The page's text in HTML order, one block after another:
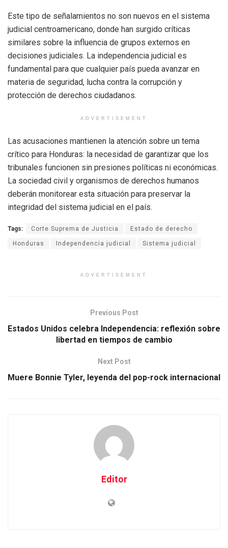
Este tipo de señalamientos no son nuevos en el sistema
judicial centroamericano, donde han surgido críticas
similares sobre la influencia de grupos externos en
decisiones judiciales. La independencia judicial es
fundamental para que cualquier país pueda avanzar en
materia de seguridad, lucha contra la corrupción y
protección de derechos ciudadanos.
ADVERTISEMENT
Las acusaciones mantienen la atención sobre un tema
crítico para Honduras: la necesidad de garantizar que los
tribunales funcionen sin presiones políticas ni económicas.
La sociedad civil y organismos de derechos humanos
deberán monitorear esta situación para preservar la
integridad del sistema judicial en el país.
Tags: Corte Suprema de Justicia Estado de derecho
Honduras Independencia judicial Sistema judicial
ADVERTISEMENT
Previous Post
Estados Unidos celebra Independencia: reflexión sobre
libertad en tiempos de cambio
Next Post
Muere Bonnie Tyler, leyenda del pop-rock internacional
Editor